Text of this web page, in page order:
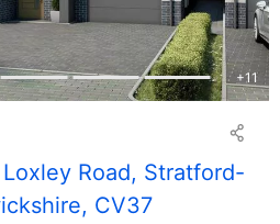
+11
Road, Stratford-
CV37